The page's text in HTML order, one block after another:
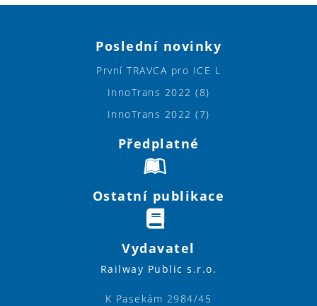
Poslední novinky
První TRAVCA pro ICE L
InnoTrans 2022 (8)
InnoTrans 2022 (7)
Předplatné
Ostatní publikace
Vydavatel
Railway Public s.r.o.
K Pasekám 2984/45